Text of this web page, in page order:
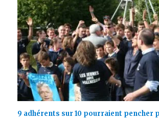
9 adhérents sur 10 pourraient pencher